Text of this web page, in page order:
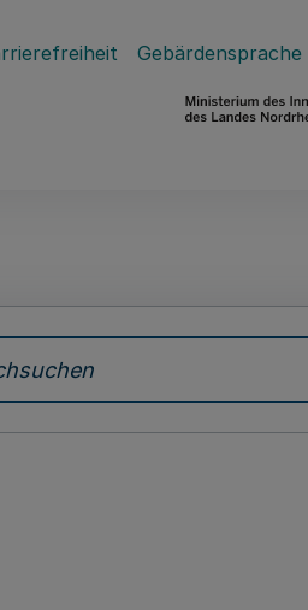
Gebärdensprache